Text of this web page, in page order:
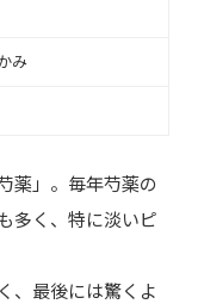
み
薬」。毎年芍薬の
多く、特に淡いピ
、最後には驚くよ